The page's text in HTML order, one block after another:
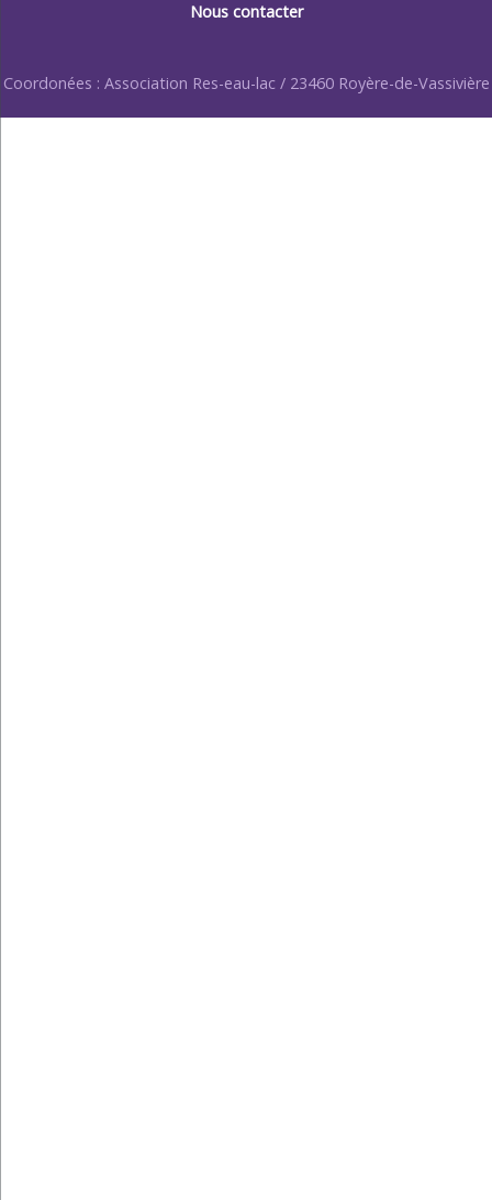
Nous contacter
Coordonées : Association Res-eau-lac / 23460 Royère-de-Vassivière